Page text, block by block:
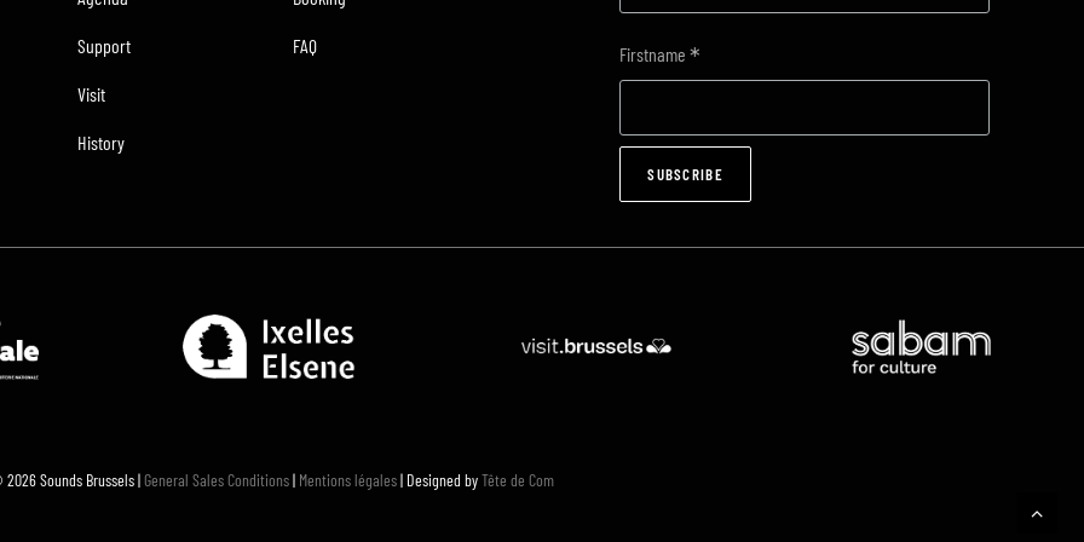
Support
Visit
History
FAQ Firstname*
Sounds Brussels |General Sales Conditions| Mentions légales| Designed byTête de Com